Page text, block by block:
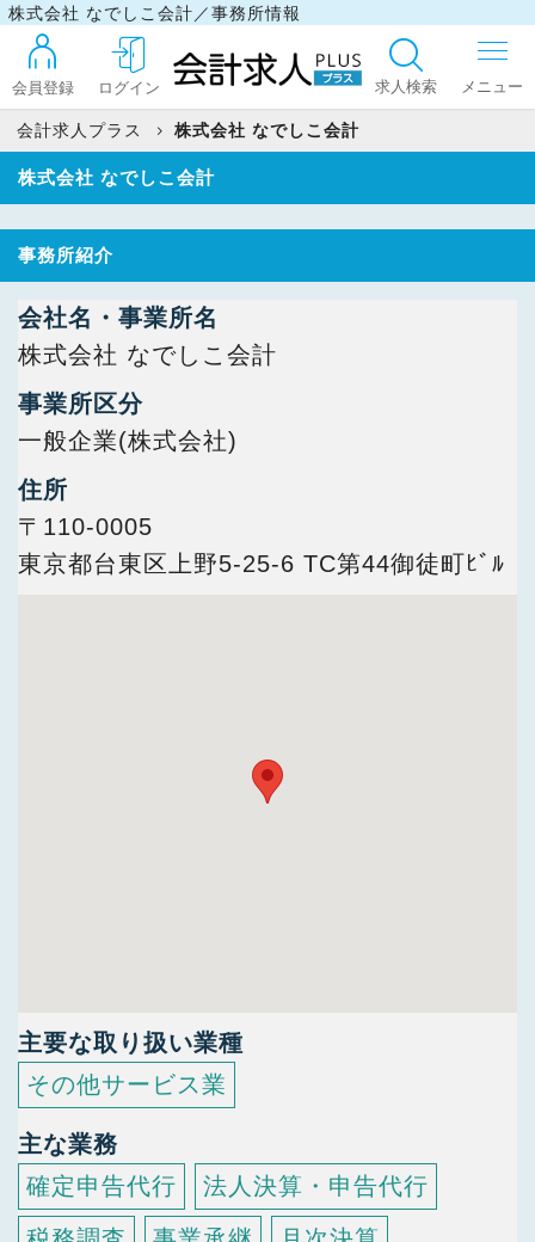
株式会社 なでしこ会計／事務所情報
会員登録 ログイン 求人検索
ログイン
最近見た求人
マイリスト
お問い合わせ
今すぐ会員登録
会計求人プラス 株式会社 なでしこ会計
株式会社 なでしこ会計
事務所紹介
会社名・事業所名
株式会社 なでしこ会計
事業所区分
一般企業(株式会社)
住所
〒110-0005
東京都台東区上野5-25-6 TC第44御徒町ﾋﾞﾙ
主要な取り扱い業種
その他サービス業
主な業務
確定申告代行
法人決算・申告代行